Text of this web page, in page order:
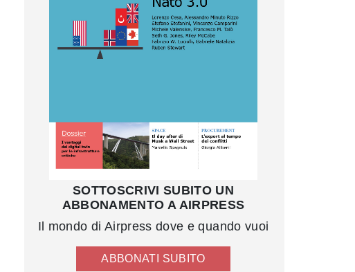
SOTTOSCRIVI SUBITO UN
ABBONAMENTO A AIRPRESS
Il mondo di Airpress dove e quando vuoi
ABBONATI SUBITO